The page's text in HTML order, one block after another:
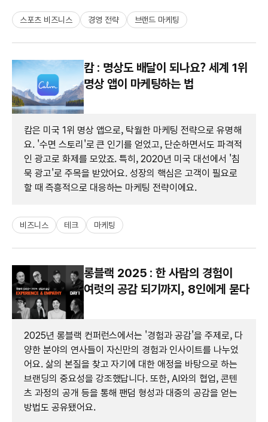
스포츠 비즈니스 경영 전략 브랜드 마케팅
캄 : 명상도 배달이 되나요? 세계 1위
명상 앱이 마케팅하는 법
캄은 미국 1위 명상 앱으로, 탁월한 마케팅 전략으로 유명해
요. '수면 스토리'로 큰 인기를 얻었고, 단순하면서도 파격적
인 광고로 화제를 모았죠. 특히, 2020년 미국 대선에서 '침
묵 광고'로 주목을 받았어요. 성장의 핵심은 고객이 필요로
할 때 즉흥적으로 대응하는 마케팅 전략이에요.
비즈니스 테크 마케팅
롱블랙 2025 : 한 사람의 경험이
여럿의 공감 되기까지, 8인에게 묻다
2025년 롱블랙 컨퍼런스에서는 '경험과 공감'을 주제로, 다
양한 분야의 연사들이 자신만의 경험과 인사이트를 나누었
어요. 삶의 본질을 찾고 자기에 대한 애정을 바탕으로 하는
브랜딩의 중요성을 강조했답니다. 또한, AI와의 협업, 콘텐
츠 과정의 공개 등을 통해 팬덤 형성과 대중의 공감을 얻는
방법도 공유됐어요.